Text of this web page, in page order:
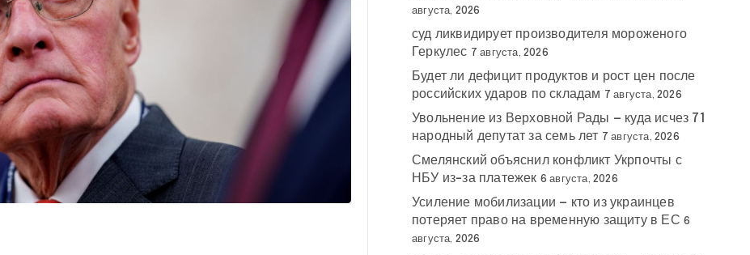
августа, 2026
суд ликвидирует производителя мороженого
Геркулес 7 августа, 2026
Будет ли дефицит продуктов и рост цен после
российских ударов по складам 7 августа, 2026
Увольнение из Верховной Рады — куда исчез 71
народный депутат за семь лет 7 августа, 2026
Смелянский объяснил конфликт Укрпочты с
НБУ из-за платежек 6 августа, 2026
Усиление мобилизации — кто из украинцев
потеряет право на временную защиту в ЕС 6
августа, 2026